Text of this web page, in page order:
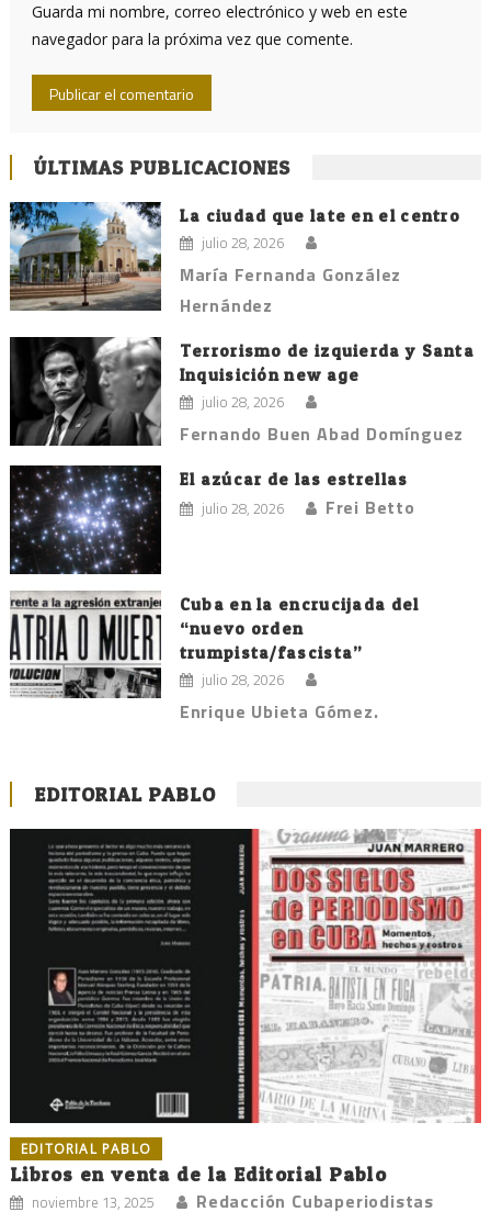
Guarda mi nombre, correo electrónico y web en este
navegador para la próxima vez que comente.
ÚLTIMAS PUBLICACIONES
La ciudad que late en el centro
julio 28, 2026
María Fernanda González
Hernández
Terrorismo de izquierda y Santa
Inquisición new age
julio 28, 2026
Fernando Buen Abad Domínguez
El azúcar de las estrellas
julio 28, 2026 Frei Betto
Cuba en la encrucijada del
“nuevo orden
trumpista/fascista”
julio 28, 2026
Enrique Ubieta Gómez.
EDITORIAL PABLO
EDITORIAL PABLO
Libros en venta de la Editorial Pablo
noviembre 13, 2025 Redacción Cubaperiodistas